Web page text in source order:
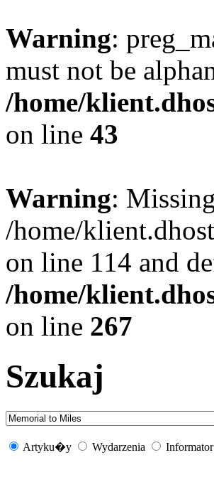
Warning:
must not be
/home/
on line 43
Warning:
/home/
on line 114 and
/home/
on line 267
Szukaj
Artyku�y Wydarzenia Informator